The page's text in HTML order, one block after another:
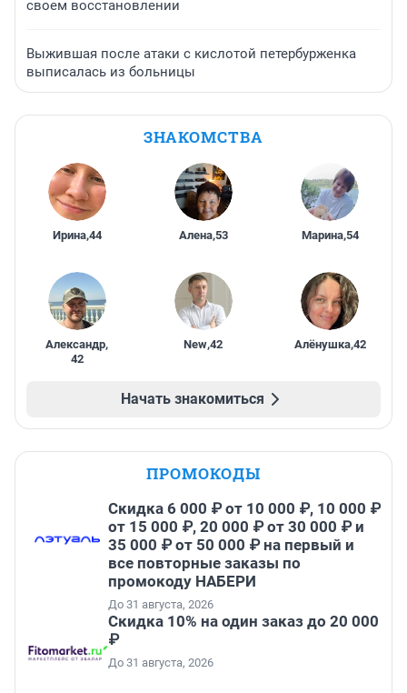
своем восстановлении
Выжившая после атаки с кислотой петербурженка
выписалась из больницы
ЗНАКОМСТВА
Ирина,44 Алена,53 Марина,54
Александр,
42
New,42 Алёнушка,42
Начать знакомиться
ПРОМОКОДЫ
Скидка 6 000 ₽ от 10 000 ₽, 10 000 ₽
от 15 000 ₽, 20 000 ₽ от 30 000 ₽ и
35 000 ₽ от 50 000 ₽ на первый и
все повторные заказы по
промокоду НАБЕРИ
До 31 августа, 2026
Скидка 10% на один заказ до 20 000
₽
До 31 августа, 2026